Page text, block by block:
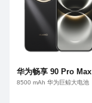
华为畅享 90 Pro Max
8500 mAh 华为巨鲸大电池